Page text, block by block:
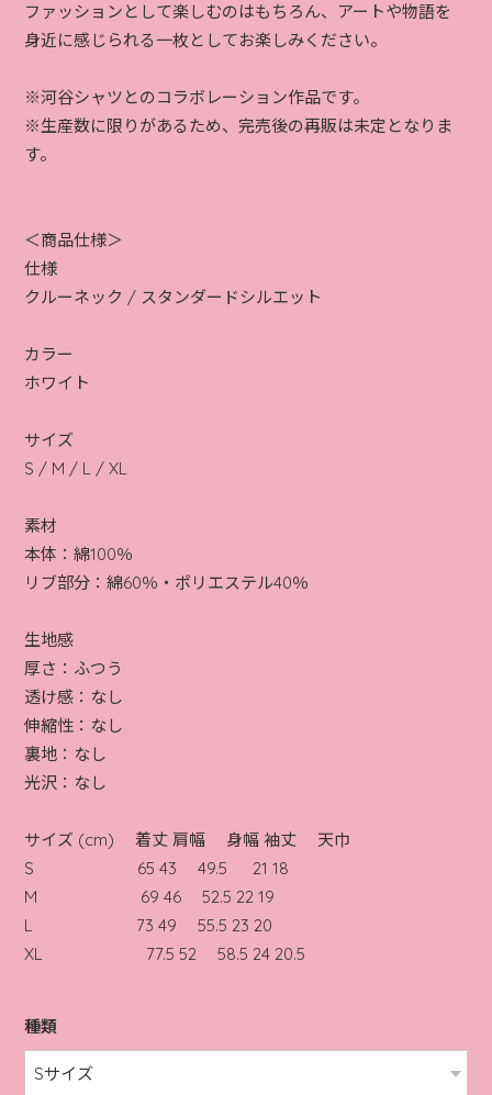
ファッションとして楽しむのはもちろん、アートや物語を
身近に感じられる一枚としてお楽しみください。
※河谷シャツとのコラボレーション作品です。
※生産数に限りがあるため、完売後の再販は未定となりま
す。
＜商品仕様＞
仕様
クルーネック / スタンダードシルエット
カラー
ホワイト
サイズ
S / M / L / XL
素材
本体：綿100％
リブ部分：綿60％・ポリエステル40％
生地感
厚さ：ふつう
透け感：なし
伸縮性：なし
裏地：なし
光沢：なし
サイズ (cm) 着丈 肩幅 身幅 袖丈 天巾
S 65 43 49.5 21 18
M 69 46 52.5 22 19
L 73 49 55.5 23 20
XL 77.5 52 58.5 24 20.5
種類